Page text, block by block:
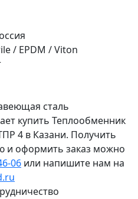
/ EPDM / Viton
сталь
купить Теплообменник
4 в Казани. Получить
и оформить заказ можно
06 или напишите нам на